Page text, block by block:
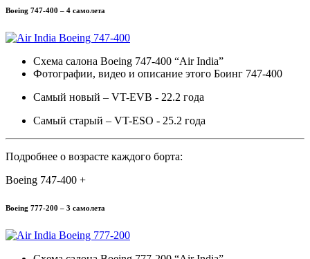
Boeing 747-400 – 4 самолета
Схема салона Boeing 747-400 “Air India”
Фотографии, видео и описание этого Боинг 747-400
Самый новый – VT-EVB - 22.2 года
Самый старый – VT-ESO - 25.2 года
Подробнее о возрасте каждого борта:
Boeing 747-400 +
Boeing 777-200 – 3 самолета